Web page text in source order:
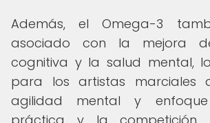
Además, el Omega-3
asociado con la mejora
cognitiva y la salud mental,
para los artistas marciales
agilidad mental y